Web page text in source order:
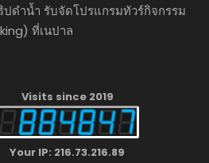
ปดำน้ำ รับจัดโปรแกรมทัวร์กิจกรรม
ที่เนปาล
Visits since 2019
Your IP: 216.73.216.89